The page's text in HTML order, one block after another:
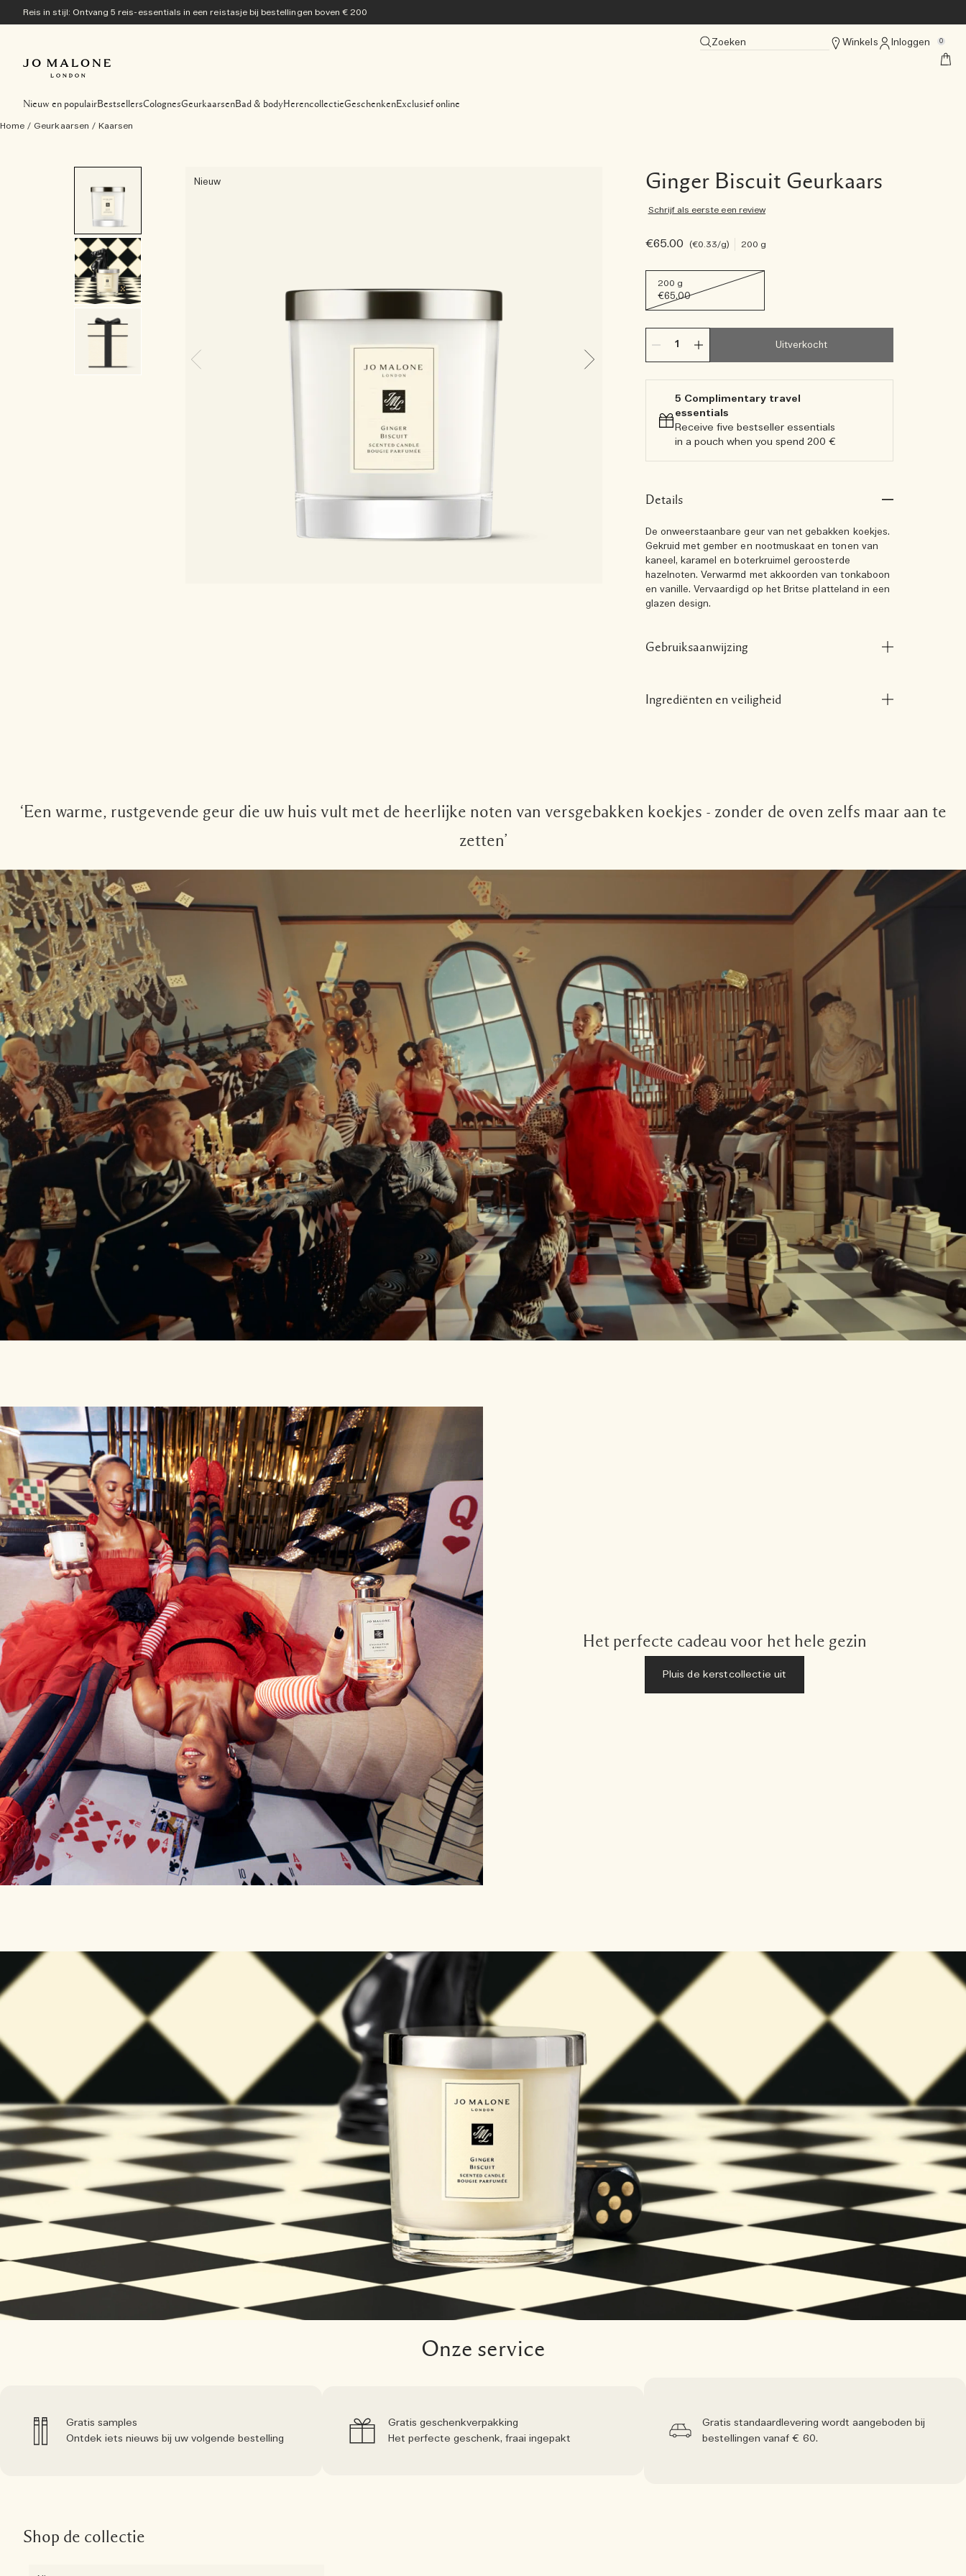
Reis in stijl: Ontvang 5 reis-essentials in een reistasje bij bestellingen boven € 200
Zoeken Winkels Inloggen 0
Nieuw en populairBestsellersColognesGeurkaarsenBad & bodyHerencollectieGeschenkenExclusief online
Home / Geurkaarsen / Kaarsen
Ginger Biscuit Geurkaars
Schrijf als eerste een review
Nieuw
€65.00 €0.33/g 200 g
200 g
€65.00
Uitverkocht
5 Complimentary travel
essentials​
Receive five bestseller essentials
in a pouch when you spend 200 €
Details
De onweerstaanbare geur van net gebakken koekjes.
Gekruid met gember en nootmuskaat en tonen van
kaneel, karamel en boterkruimel geroosterde
hazelnoten. Verwarmd met akkoorden van tonkaboon
en vanille. Vervaardigd op het Britse platteland in een
glazen design.
Gebruiksaanwijzing
Ingrediënten en veiligheid
‘Een warme, rustgevende geur die uw huis vult met de heerlijke noten van versgebakken koekjes - zonder de oven zelfs maar aan te
zetten’
Het perfecte cadeau voor het hele gezin
Pluis de kerstcollectie uit
Onze service
Gratis samples
Ontdek iets nieuws bij uw volgende bestelling
Gratis geschenkverpakking
Het perfecte geschenk, fraai ingepakt
Gratis standaardlevering wordt aangeboden bij
bestellingen vanaf € 60.
Shop de collectie